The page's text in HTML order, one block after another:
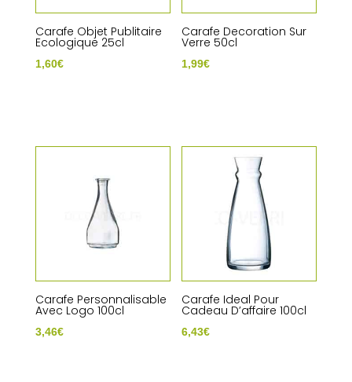
Carafe Objet Publitaire
Ecologique 25cl
1,60€
Carafe Decoration Sur
Verre 50cl
1,99€
Carafe Personnalisable
Avec Logo 100cl
3,46€
Carafe Ideal Pour
Cadeau D’affaire 100cl
6,43€